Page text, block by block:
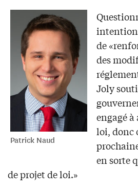
Patrick Naud
de
des
Joly
engagé
loi, donc
en sorte
de projet de loi.»